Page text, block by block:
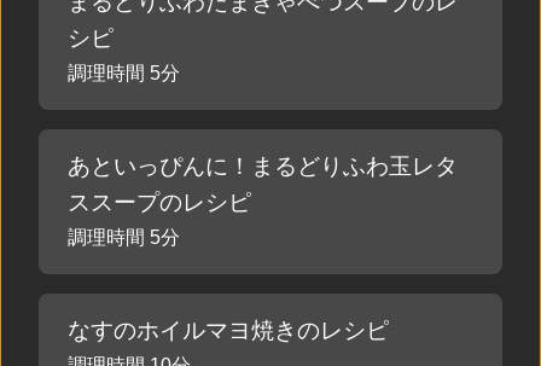
シピ
調理時間 5分
あといっぴんに！まるどりふわ玉レタ
ススープのレシピ
調理時間 5分
なすのホイルマヨ焼きのレシピ